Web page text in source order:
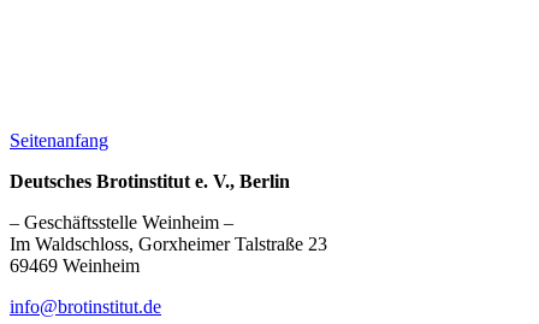
Seitenanfang
Deutsches Brotinstitut e. V., Berlin
– Geschäftsstelle Weinheim –
Im Waldschloss, Gorxheimer Talstraße 23
69469 Weinheim
info@brotinstitut.de